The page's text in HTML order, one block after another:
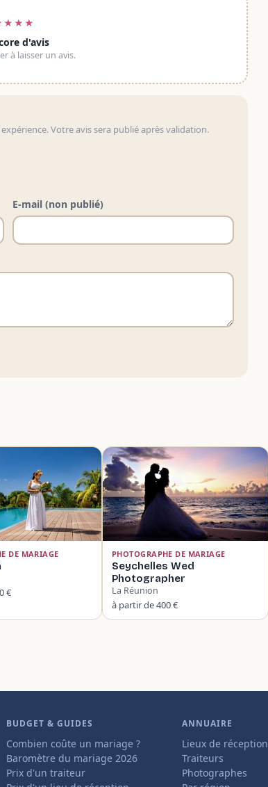
d'avis
à laisser un avis.
Votre avis sera publié après validation.
E-mail (non publié)
DE MARIAGE
€
PHOTOGRAPHE DE MARIAGE
Seychelles Wed
Photographer
La Réunion
à partir de 400 €
BUDGET & GUIDES
Combien coûte un mariage ?
Baromètre du mariage 2026
Prix d'un traiteur
ANNUAIRE
Lieux de réception
Traiteurs
Photographes